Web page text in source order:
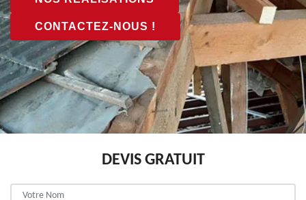
CONTACTEZ-NOUS !
DEVIS GRATUIT